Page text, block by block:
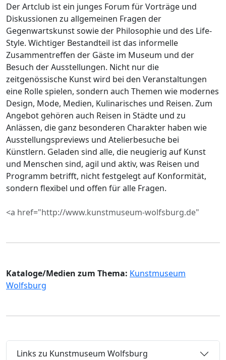
Der Artclub ist ein junges Forum für Vorträge und
Diskussionen zu allgemeinen Fragen der
Gegenwartskunst sowie der Philosophie und des Life-
Style. Wichtiger Bestandteil ist das informelle
Zusammentreffen der Gäste im Museum und der
Besuch der Ausstellungen. Nicht nur die
zeitgenössische Kunst wird bei den Veranstaltungen
eine Rolle spielen, sondern auch Themen wie modernes
Design, Mode, Medien, Kulinarisches und Reisen. Zum
Angebot gehören auch Reisen in Städte und zu
Anlässen, die ganz besonderen Charakter haben wie
Ausstellungspreviews und Atelierbesuche bei
Künstlern. Geladen sind alle, die neugierig auf Kunst
und Menschen sind, agil und aktiv, was Reisen und
Programm betrifft, nicht festgelegt auf Konformität,
sondern flexibel und offen für alle Fragen.
<a href="http://www.kunstmuseum-wolfsburg.de"
Kataloge/Medien zum Thema: Kunstmuseum
Wolfsburg
Links zu Kunstmuseum Wolfsburg